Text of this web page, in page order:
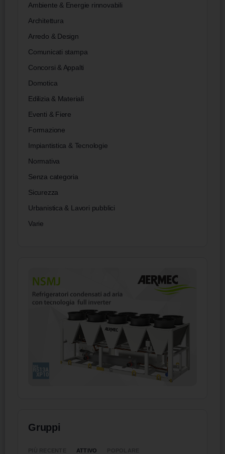
Ambiente & Energie rinnovabili
Architettura
Arredo & Design
Comunicati stampa
Concorsi & Appalti
Domotica
Edilizia & Materiali
Eventi & Fiere
Formazione
Impiantistica & Tecnologie
Normativa
Senza categoria
Sicurezza
Urbanistica & Lavori pubblici
Varie
Gruppi
ATTIVO